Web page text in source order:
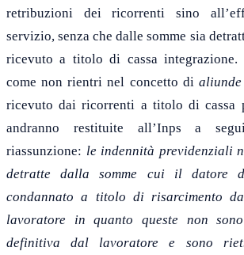
retribuzioni dei ricorrenti sino
servizio, senza che dalle somme sia
ricevuto a titolo di cassa integrazione.
come non rientri nel concetto di aliunde
ricevuto dai ricorrenti a titolo di cassa
andranno restituite all’Inps a
riassunzione: le indennità previdenziali
detratte dalla somme cui il datore
condannato a titolo di risarcimento
lavoratore in quanto queste non
definitiva dal lavoratore e sono